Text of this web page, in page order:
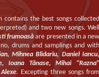
contains the best songs collected
and two new songs.
frumoasă are presented in a
drums and samplings and with
Mihnea Blidariu, Daniel
Ioana Tănase, Mihai “Razna”
. Excepting three songs